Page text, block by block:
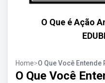
O Que é Ação
Home>O Que Você
O Que Você